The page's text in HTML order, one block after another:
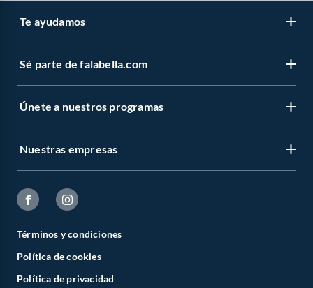
Te ayudamos
Sé parte de falabella.com
Únete a nuestros programas
Nuestras empresas
Términos y condiciones
Política de cookies
Política de privacidad